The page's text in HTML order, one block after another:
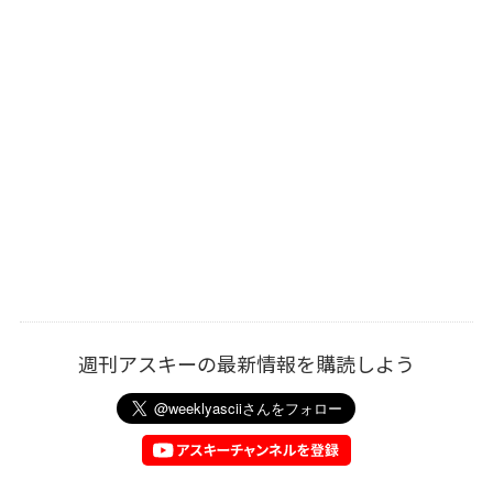
週刊アスキーの最新情報を購読しよう